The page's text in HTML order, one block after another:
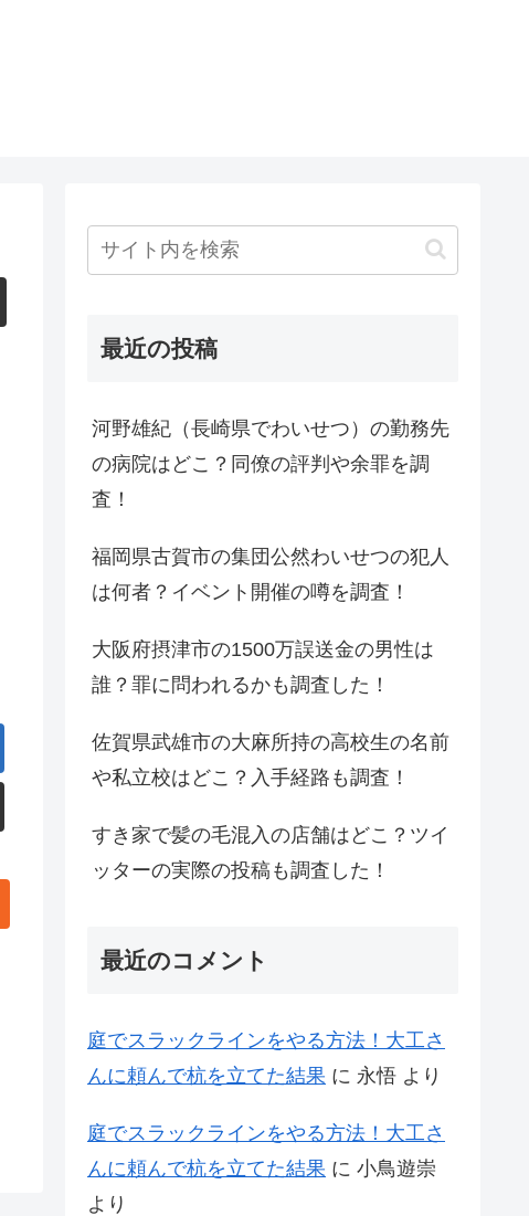
最近の投稿
河野雄紀（長崎県でわいせつ）の勤務先
の病院はどこ？同僚の評判や余罪を調
査！
福岡県古賀市の集団公然わいせつの犯人
は何者？イベント開催の噂を調査！
大阪府摂津市の1500万誤送金の男性は
誰？罪に問われるかも調査した！
佐賀県武雄市の大麻所持の高校生の名前
や私立校はどこ？入手経路も調査！
すき家で髪の毛混入の店舗はどこ？ツイ
ッターの実際の投稿も調査した！
最近のコメント
庭でスラックラインをやる方法！大工さ
んに頼んで杭を立てた結果 に 永悟 より
庭でスラックラインをやる方法！大工さ
んに頼んで杭を立てた結果 に 小鳥遊崇
より